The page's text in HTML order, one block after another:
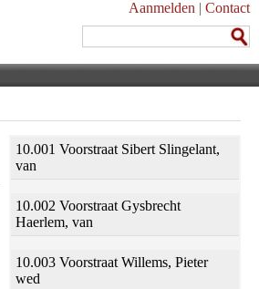
Aanmelden | Contact
10.001 Voorstraat Sibert Slingelant,
van
10.002 Voorstraat Gysbrecht
Haerlem, van
10.003 Voorstraat Willems, Pieter
wed